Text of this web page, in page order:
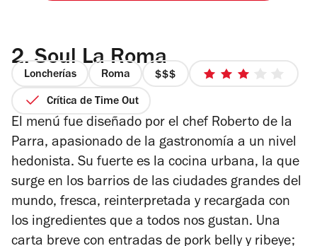
2. Soul La Roma
Loncherías Roma
precio
de
3
5
Crítica de Time Out
El menú fue diseñado por el chef Roberto de la
Parra, apasionado de la gastronomía a un nivel
hedonista. Su fuerte es la cocina urbana, la que
surge en los barrios de las ciudades grandes del
mundo, fresca, reinterpretada y recargada con
los ingredientes que a todos nos gustan. Una
carta breve con entradas de pork belly y ribeye;